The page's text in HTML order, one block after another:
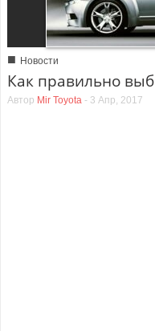
■ Новости
Как правильно
Автор Mir Toyota - 3 Апр, 2017